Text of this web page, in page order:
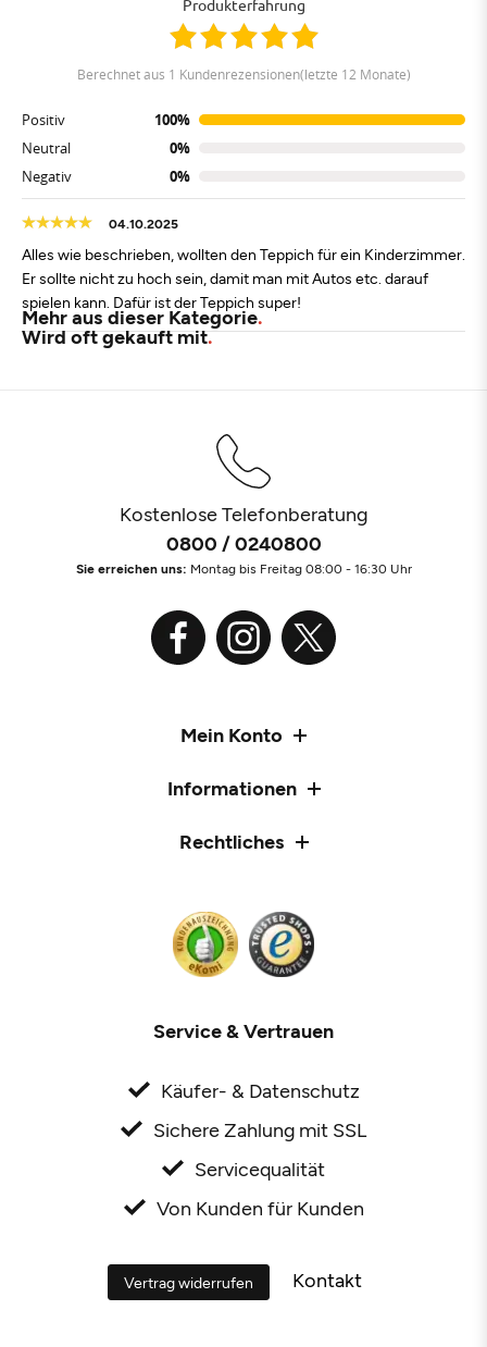
Produkterfahrung
berechnet aus 1 Kundenrezensionen(letzte 12 Monate)
Positiv
100%
Neutral
0%
Negativ
0%
04.10.2025
Alles wie beschrieben, wollten den Teppich für ein Kinderzimmer.
Er sollte nicht zu hoch sein, damit man mit Autos etc. darauf
spielen kann. Dafür ist der Teppich super!
Mehr aus dieser Kategorie
Wird oft gekauft mit
Kostenlose Telefonberatung
0800 / 0240800
Sie erreichen uns: Montag bis Freitag 08:00 - 16:30 Uhr
Mein Konto
Informationen
Rechtliches
Service & Vertrauen
Käufer- & Datenschutz
Sichere Zahlung mit SSL
Servicequalität
Von Kunden für Kunden
Vertrag widerrufen Kontakt